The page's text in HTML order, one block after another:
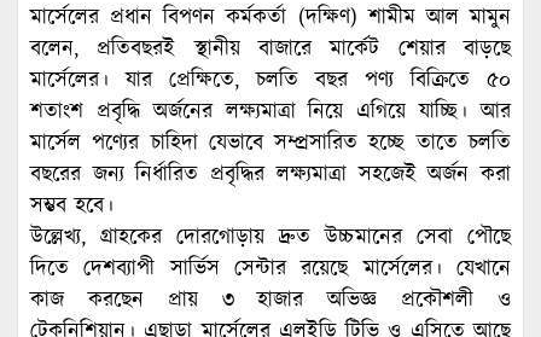
মার্সেলের প্রধান বিপণন কর্মকর্তা (দক্ষিণ) শামীম আল মামুন
বলেন, প্রতিবছরই স্থানীয় বাজারে মার্কেট শেয়ার বাড়ছে
মার্সেলের। যার প্রেক্ষিতে, চলতি বছর পণ্য বিক্রিতে ৫০
শতাংশ প্রবৃদ্ধি অর্জনের লক্ষ্যমাত্রা নিয়ে এগিয়ে যাচ্ছি। আর
মার্সেল পণ্যের চাহিদা যেভাবে সম্প্রসারিত হচ্ছে তাতে চলতি
বছরের জন্য নির্ধারিত প্রবৃদ্ধির লক্ষ্যমাত্রা সহজেই অর্জন করা
সম্ভব হবে।
উল্লেখ্য, গ্রাহকের দোরগোড়ায় দ্রুত উচ্চমানের সেবা পৌছে
দিতে দেশব্যাপী সার্ভিস সেন্টার রয়েছে মার্সেলের। যেখানে
কাজ করছেন প্রায় ৩ হাজার অভিজ্ঞ প্রকৌশলী ও